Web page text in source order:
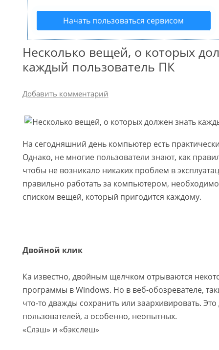
Начать пользоваться сервисом
Несколько вещей, о которых
каждый пользователь ПК
Добавить комментарий
На сегодняшний день компьютер есть
Однако, не многие пользователи знают, как
чтобы не возникало никаких проблем в
правильно работать за компьютером,
списком вещей, который пригодится каждому.
Двойной клик
Ка известно, двойным щелчком отрываются
программы в Windows. Но в веб-обозревателе,
что-то дважды сохранить или заархивировать.
пользователей, а особенно, неопытных.
«Слэш» и «бэкслеш»